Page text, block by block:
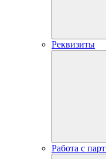
Реквизиты
Работа с